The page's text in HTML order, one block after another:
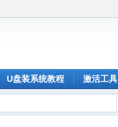
U盘装系统教程 激活工具